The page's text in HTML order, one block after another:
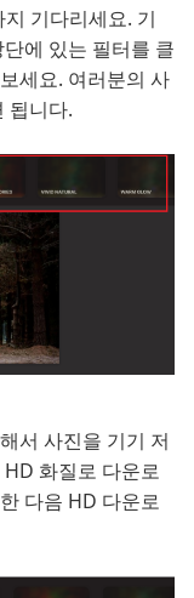
기다리세요. 기
에 있는 필터를 클
세요. 여러분의 사
됩니다.
서 사진을 기기 저
화질로 다운로
다음 HD 다운로